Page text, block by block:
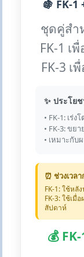
🍇 FK-1
ชุดคู่สำ
FK-1 เ
FK-3 เ
✨ ประโย
• FK-1: เร่ง
• FK-3: ขย
• เหมาะกั
⏰ ช่วงเวล
FK-1: ใช้หลั
FK-3: ใช้เมื่
สัปดาห์
💰